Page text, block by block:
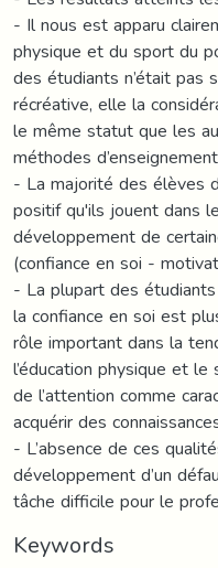
- Il nous est apparu
physique et du sport du
des étudiants n’était
récréative, elle la
le même statut que les
méthodes
- La majorité des élèves
positif qu'ils jouent dans
développement de
(confiance en soi -
- La plupart des
la confiance en soi est
rôle important dans la
l’éducation physique et
de l’attention comme
acquérir des
- L’absence de ces
développement d’un
tâche difficile pour le
Keywords